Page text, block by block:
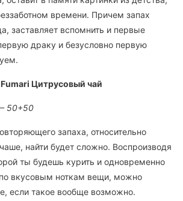
времени. Причем запах
заставляет вспомнить и первые
драку и безусловно первую
Цитрусовый чай
50+50
запаха, относительно
найти будет сложно. Воспроизводя
ты будешь курить и одновременно
по вкусовым ноткам вещи, можно
если такое вообще возможно.